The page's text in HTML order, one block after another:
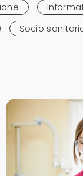
Socio